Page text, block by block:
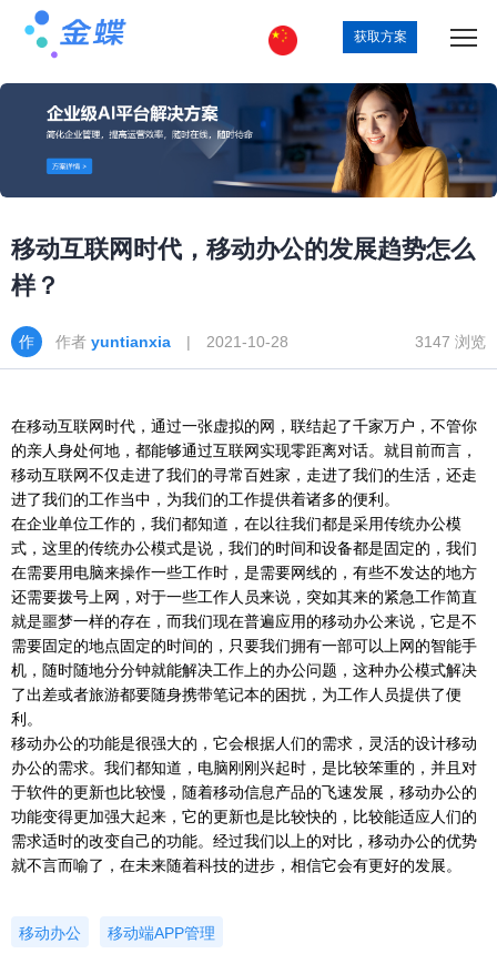
获取方案
移动互联网时代，移动办公的发展趋势怎么
样？
作者 yuntianxia | 2021-10-28 3147 浏览
在移动互联网时代，通过一张虚拟的网，联结起了千家万户，不管你
的亲人身处何地，都能够通过互联网实现零距离对话。就目前而言，
移动互联网不仅走进了我们的寻常百姓家，走进了我们的生活，还走
进了我们的工作当中，为我们的工作提供着诸多的便利。
在企业单位工作的，我们都知道，在以往我们都是采用传统办公模
式，这里的传统办公模式是说，我们的时间和设备都是固定的，我们
在需要用电脑来操作一些工作时，是需要网线的，有些不发达的地方
还需要拨号上网，对于一些工作人员来说，突如其来的紧急工作简直
就是噩梦一样的存在，而我们现在普遍应用的移动办公来说，它是不
需要固定的地点固定的时间的，只要我们拥有一部可以上网的智能手
机，随时随地分分钟就能解决工作上的办公问题，这种办公模式解决
了出差或者旅游都要随身携带笔记本的困扰，为工作人员提供了便
利。
移动办公的功能是很强大的，它会根据人们的需求，灵活的设计移动
办公的需求。我们都知道，电脑刚刚兴起时，是比较笨重的，并且对
于软件的更新也比较慢，随着移动信息产品的飞速发展，移动办公的
功能变得更加强大起来，它的更新也是比较快的，比较能适应人们的
需求适时的改变自己的功能。经过我们以上的对比，移动办公的优势
就不言而喻了，在未来随着科技的进步，相信它会有更好的发展。
移动办公 移动端APP管理